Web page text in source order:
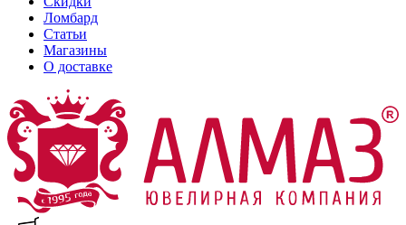
Ломбард
Статьи
Магазины
О доставке